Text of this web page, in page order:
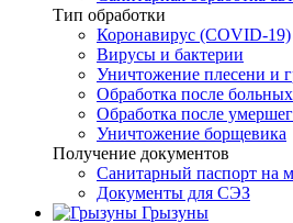
Тип обработки
Коронавирус (COVID-19)
Вирусы и бактерии
Уничтожение плесени и
Обработка после больных
Обработка после
Уничтожение борщевика
Получение документов
Санитарный паспорт на
Документы для СЭЗ
Грызуны